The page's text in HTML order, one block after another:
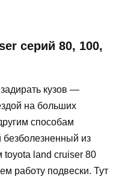
серий 80, 100,
кузов —
на больших
способам
из
land cruiser 80
работу подвески. Тут